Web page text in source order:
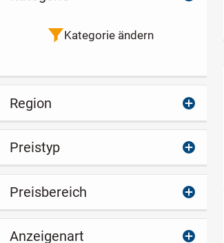
Einfamilienhaus mit
Kategorie ändern
Region
Preistyp
Preisbereich
Anzeigenart